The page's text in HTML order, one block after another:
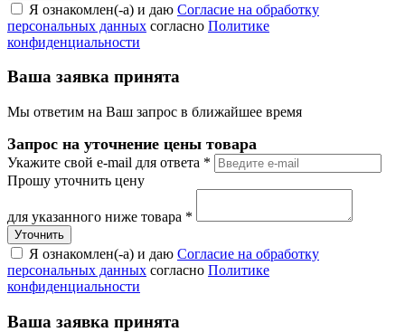
Я ознакомлен(-а) и даю Согласие на обработку
персональных данных согласно Политике
конфиденциальности
Ваша заявка принята
Мы ответим на Ваш запрос в ближайшее время
Запрос на уточнение цены товара
Укажите свой e-mail для ответа *
Прошу уточнить цену
для указанного ниже товара *
Я ознакомлен(-а) и даю Согласие на обработку
персональных данных согласно Политике
конфиденциальности
Ваша заявка принята